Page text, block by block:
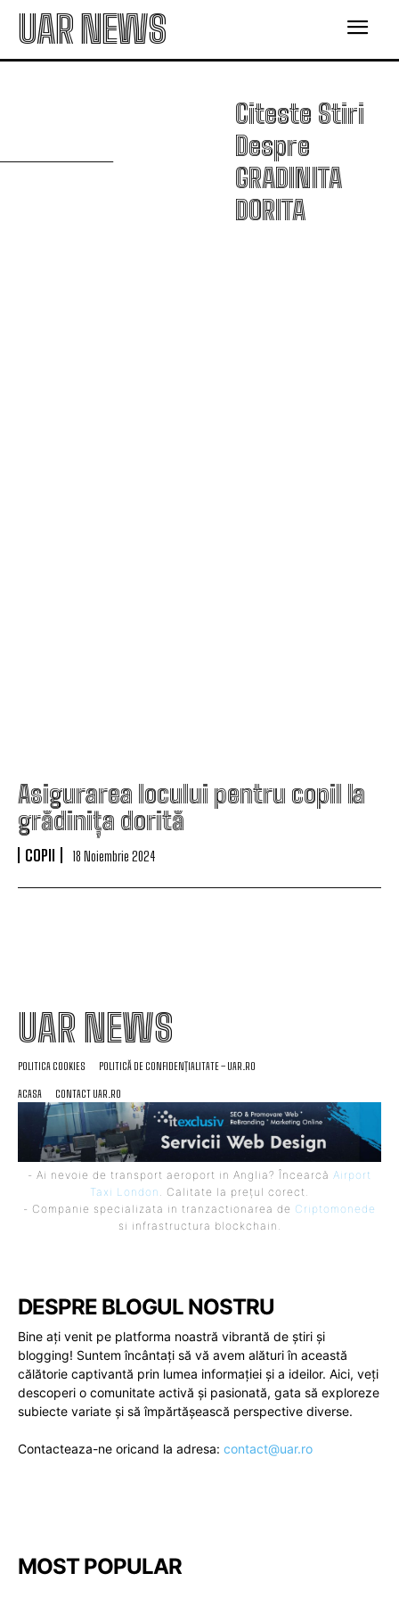
UAR NEWS
Citeste Stiri
Despre
GRADINITA
DORITA
G
Asigurarea locului pentru copil la
grădinița dorită
COPII 18 Noiembrie 2024
UAR NEWS
POLITICA COOKIES POLITICĂ DE CONFIDENȚIALITATE – UAR.RO
ACASA CONTACT UAR.RO
- Ai nevoie de transport aeroport in Anglia? Încearcă Airport
Taxi London . Calitate la prețul corect.
- Companie specializata in tranzactionarea de Criptomonede
si infrastructura blockchain.
DESPRE BLOGUL NOSTRU
Bine ați venit pe platforma noastră vibrantă de știri și
blogging! Suntem încântați să vă avem alături în această
călătorie captivantă prin lumea informației și a ideilor. Aici, veți
descoperi o comunitate activă și pasionată, gata să exploreze
subiecte variate și să împărtășească perspective diverse.
Contacteaza-ne oricand la adresa: contact@uar.ro
MOST POPULAR